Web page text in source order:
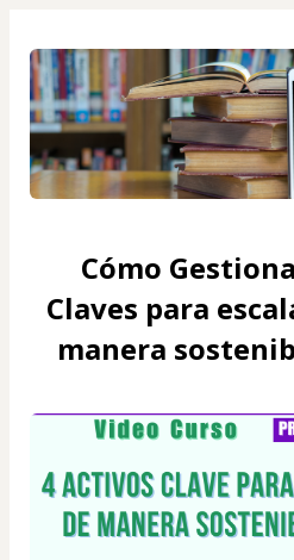
Cómo
Claves para
manera